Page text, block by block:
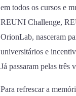
em todos os cursos e
REUNI Challenge,
OrionLab, nasceram
universitários e
Já passaram pelas
Para refrescar a